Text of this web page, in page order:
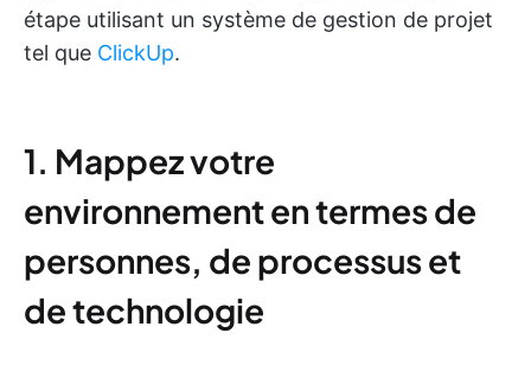
étape utilisant un système de gestion de projet
tel que ClickUp.
1. Mappez votre
environnement en termes de
personnes, de processus et
de technologie